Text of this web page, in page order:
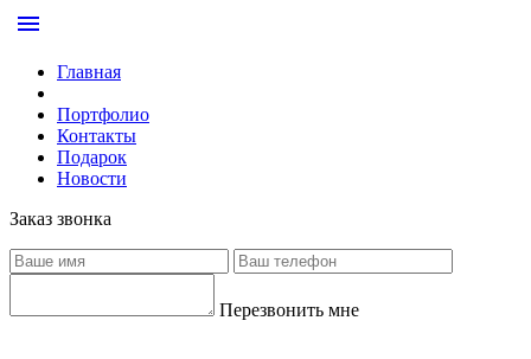
menu
Главная
Портфолио
Контакты
Подарок
Новости
Заказ звонка
Перезвонить мне